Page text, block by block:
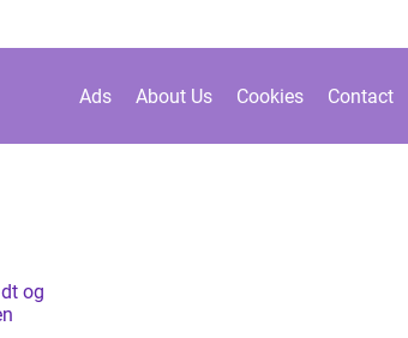
Ads About Us Cookies Contact
og